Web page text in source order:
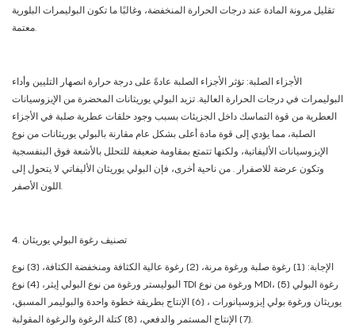
تقليل مرونة المادة عند درجات الحرارة المنخفضة، وغالبًا ما تكون البوليمرات البلورية
معتمة.
الأجزاء الصلبة: تؤثر الأجزاء الصلبة عادةً على درجة حرارة انصهار التليين وأداء
البوليمرات في درجات الحرارة العالية. تزيد البولي يوريثانات المحضرة من الإيزوسيانات
العطرية من قوة التماسك داخل الجزيئات بسبب وجود حلقات عطرية صلبة في الأجزاء
الصلبة، مما يؤدي إلى قوة مادة أعلى بشكل عام مقارنة بالبولي يوريثانات من نوع
الإيزوسيانات الأليفاتية، ولكنها تتمتع بمقاومة ضعيفة للتحلل بالأشعة فوق البنفسجية
وتكون عرضة للاصفرار . من ناحية أخرى، فإن البولي يوريثان الأليفاتي لا يتحول إلى
اللون الأصفر.
الإجابة: (1) رغوة صلبة ورغوة مرنة، (2) رغوة عالية الكثافة ومنخفضة الكثافة، (3) نوع
البوليستر ورغوة من نوع البولي إيثر، (4) نوع TDI ورغوة من نوع MDI، (5) رغوة البولي
يوريثان ورغوة بولي إيزوسيانورات ، (6) الإنتاج بطريقة خطوة واحدة والبوليمر المسبق،
(7) الإنتاج المستمر والدفعي، (8) كتلة الرغوة والرغوة المقولبة.